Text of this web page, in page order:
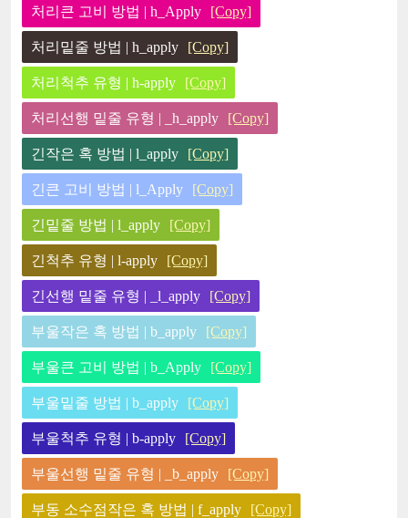
처리큰 고비 방법 | h_Apply [Copy]
처리밑줄 방법 | h_apply [Copy]
처리척추 유형 | h-apply [Copy]
처리선행 밑줄 유형 | _h_apply [Copy]
긴작은 혹 방법 | l_apply [Copy]
긴큰 고비 방법 | l_Apply [Copy]
긴밑줄 방법 | l_apply [Copy]
긴척추 유형 | l-apply [Copy]
긴선행 밑줄 유형 | _l_apply [Copy]
부울작은 혹 방법 | b_apply [Copy]
부울큰 고비 방법 | b_Apply [Copy]
부울밑줄 방법 | b_apply [Copy]
부울척추 유형 | b-apply [Copy]
부울선행 밑줄 유형 | _b_apply [Copy]
부동 소수점작은 혹 방법 | f_apply [Copy]